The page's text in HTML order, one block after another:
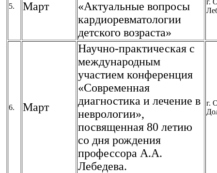
5. Март
«Актуальные вопросы
кардиоревматологии
детского возраста»
г.
6. Март
Научно-практическая с
международным
участием конференция
«Современная
диагностика и лечение в
неврологии»,
посвященная 80 летию
со дня рождения
профессора А.А.
Лебедева.
г.